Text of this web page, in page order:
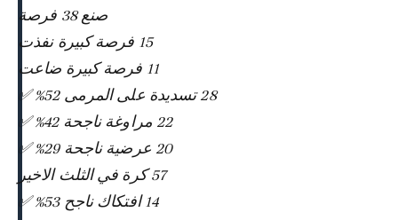
صنع 38 فرصة
15 فرصة كبيرة نفذت
11 فرصة كبيرة ضاعت
28 تسديدة على المرمى 52% ✅
22 مراوغة ناجحة 42% ✅
20 عرضية ناجحة 29% ✅
57 كرة في الثلث الاخير
14 افتكاك ناجح 53% ✅